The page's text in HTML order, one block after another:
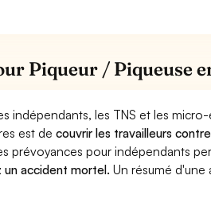
Piqueur / Piqueuse
indépendants, les TNS et les
est decouvrir les travailleurs
prévoyances pour indépendants
un accident mortel. Un résumé d'une